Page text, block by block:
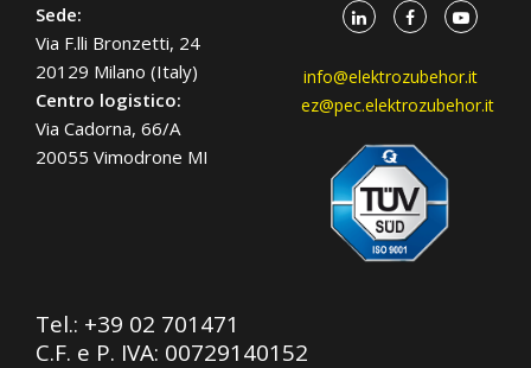
Sede:
Via F.lli Bronzetti, 24
20129 Milano (Italy)
Centro logistico:
Via Cadorna, 66/A
20055 Vimodrone MI
info@elektrozubehor.it
ez@pec.elektrozubehor.it
Tel.: +39 02 701471
C.F. e P. IVA: 00729140152